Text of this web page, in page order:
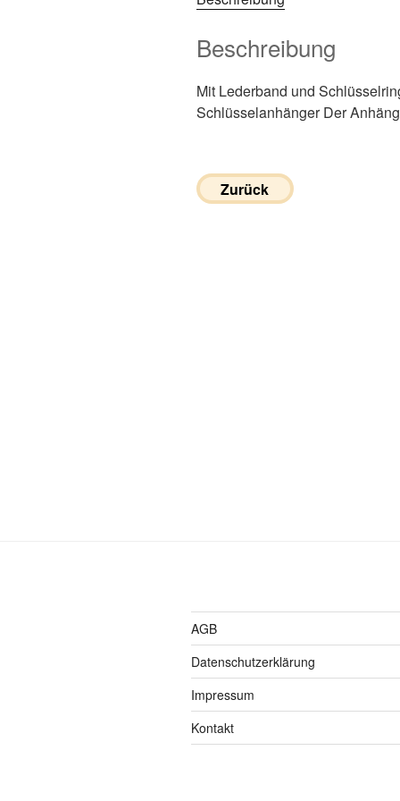
Beschreibung
Mit Lederband und
Schlüsselanhänger Der
Zurück
AGB
Datenschutzerklärung
Impressum
Kontakt